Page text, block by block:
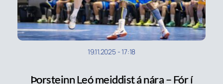
19.11.2025-17:18
Þorsteinn Leó meiddist á nára – Fór í